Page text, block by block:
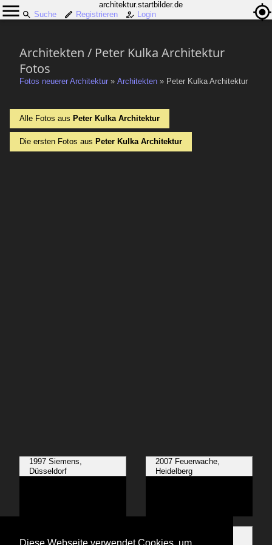
architektur.startbilder.de
Suche
Registrieren Login
Architekten / Peter Kulka Architektur
Fotos
Fotos neuerer Architektur » Architekten » Peter Kulka Architektur
Alle Fotos aus Peter Kulka Architektur
Die ersten Fotos aus Peter Kulka Architektur
1997 Siemens,
Düsseldorf
2007 Feuerwache,
Heidelberg
Bayerischer Bahnhof,